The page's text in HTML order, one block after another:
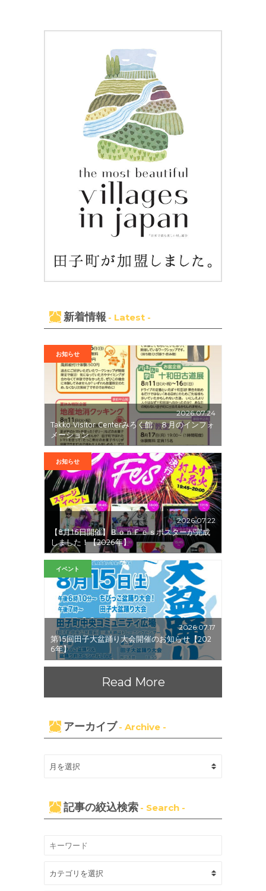
新着情報 - Latest -
お知らせ
2026.07.24
Takko Visitor Centerみろく館 ８月のインフォ
メーション
お知らせ
2026.07.22
【8月16日開催】ＢｏｎＦｅｓポスターが完成
しました！【2026年】
イベント
2026.07.17
第15回田子大盆踊り大会開催のお知らせ【202
6年】
Read More
アーカイブ - Archive -
記事の絞込検索 - Search -